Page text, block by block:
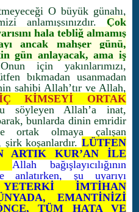
O büyük günahı,
anlamışsınızdır. Çok
hala tebliğ almamış
ancak mahşer günü,
gün anlayacak, ama iş
için yakınlarımızı,
bıkmadan usanmadan
sahibi Allah’tır ve Allah,
KİMSEYİ ORTAK
söyleyen Allah’a inat,
bunlarda dinin emridir
ortak olmaya çalışan
koşanlardır. LÜTFEN
ARTIK KUR’AN İLE
Allah bağışlayıcılığının
anlatırken, şu uyarıyı
İMTİHAN
EMANTİNİZİ
TÜM HATA VE